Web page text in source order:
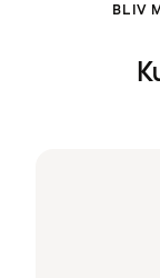
BLIV